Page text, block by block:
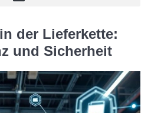
der Lieferkette:
und Sicherheit